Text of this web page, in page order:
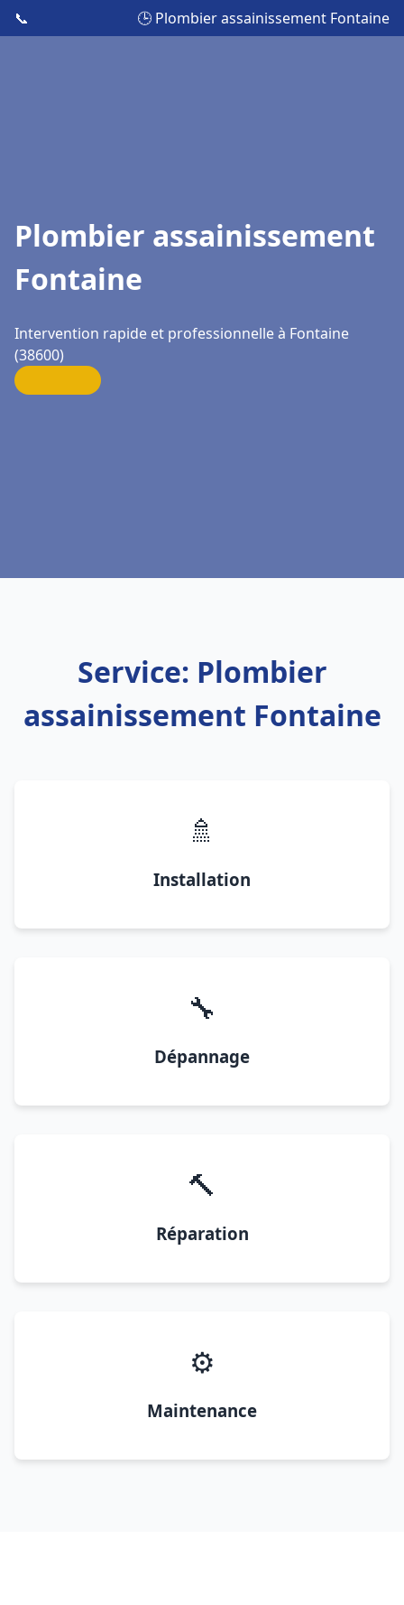
📞 🕒 Plombier assainissement Fontaine
Plombier assainissement
Fontaine
Intervention rapide et professionnelle à Fontaine
(38600)
Service: Plombier
assainissement Fontaine
🚿
Installation
🔧
Dépannage
🔨
Réparation
⚙️
Maintenance